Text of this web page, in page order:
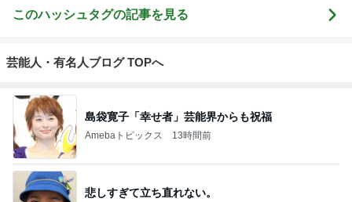
このハッシュタグの記事を見る
芸能人・有名人ブログ TOPへ
島袋寛子「幸せ者」芸能界からも祝福
Amebaトピックス 13時間前
悲しすぎて立ち直れない。